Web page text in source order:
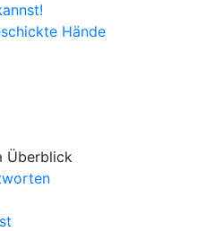
Hände
Überblick